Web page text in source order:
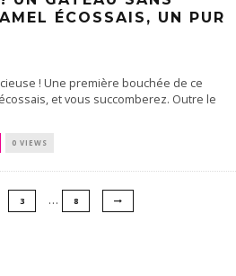
ÉCOSSAIS, UN PUR
! Une première bouchée de ce
et vous succomberez. Outre le
0 VIEWS
3 … 8